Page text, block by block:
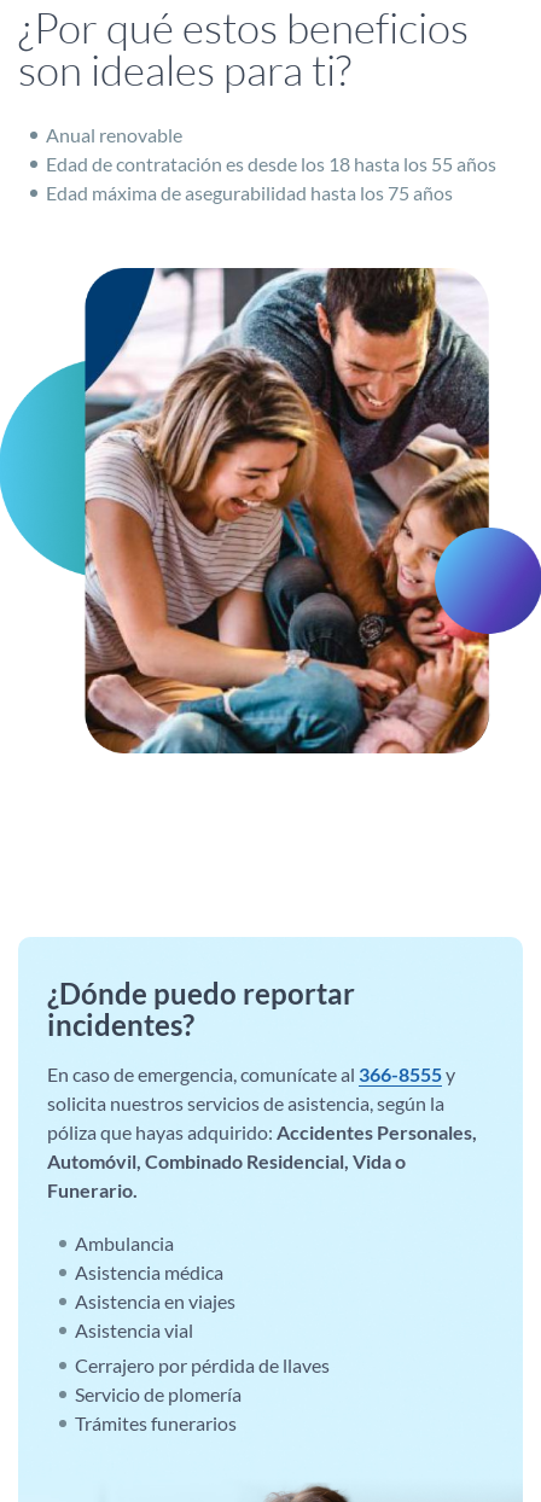
¿Por qué estos beneficios
son ideales para ti?
Anual renovable
Edad de contratación es desde los 18 hasta los 55 años
Edad máxima de asegurabilidad hasta los 75 años
¿Dónde puedo reportar
incidentes?
En caso de emergencia, comunícate al 366-8555y
solicita nuestros servicios de asistencia, según la
póliza que hayas adquirido: Accidentes Personales,
Automóvil, Combinado Residencial, Vida o
Funerario.
Ambulancia
Asistencia médica
Asistencia en viajes
Asistencia vial
Cerrajero por pérdida de llaves
Servicio de plomería
Trámites funerarios